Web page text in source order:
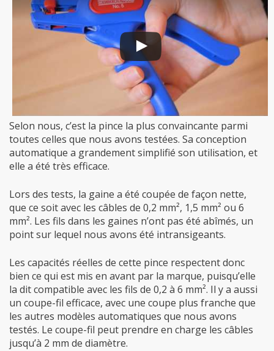
Selon nous, c’est la pince la plus convaincante parmi
toutes celles que nous avons testées. Sa conception
automatique a grandement simplifié son utilisation, et
elle a été très efficace.
Lors des tests, la gaine a été coupée de façon nette,
que ce soit avec les câbles de 0,2 mm², 1,5 mm² ou 6
mm². Les fils dans les gaines n’ont pas été abîmés, un
point sur lequel nous avons été intransigeants.
Les capacités réelles de cette pince respectent donc
bien ce qui est mis en avant par la marque, puisqu’elle
la dit compatible avec les fils de 0,2 à 6 mm². Il y a aussi
un coupe-fil efficace, avec une coupe plus franche que
les autres modèles automatiques que nous avons
testés. Le coupe-fil peut prendre en charge les câbles
jusqu’à 2 mm de diamètre.